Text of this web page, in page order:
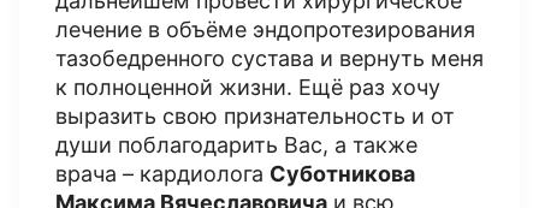
лечение в объёме эндопротезирования
тазобедренного сустава и вернуть меня
к полноценной жизни. Ещё раз хочу
выразить свою признательность и от
души поблагодарить Вас, а также
врача – кардиолога Суботникова
Максима Вячеславовича и всю